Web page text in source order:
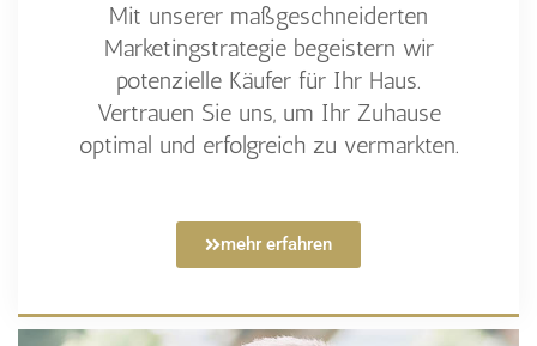
Mit unserer maßgeschneiderten
Marketingstrategie begeistern wir
potenzielle Käufer für Ihr Haus.
Vertrauen Sie uns, um Ihr Zuhause
optimal und erfolgreich zu vermarkten.
mehr erfahren